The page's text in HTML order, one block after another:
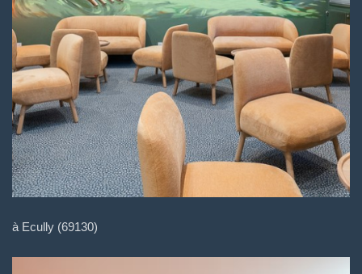
à Ecully (69130)